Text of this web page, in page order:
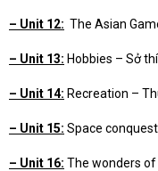
– Unit 12: The Asian
– Unit 13: Hobbies – Sở
– Unit 14: Recreation –
– Unit 15: Space
– Unit 16: The wonders of